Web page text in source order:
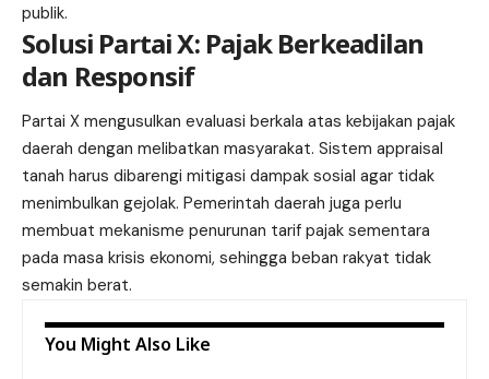
publik.
Solusi Partai X: Pajak Berkeadilan
dan Responsif
Partai X mengusulkan evaluasi berkala atas kebijakan pajak
daerah dengan melibatkan masyarakat. Sistem appraisal
tanah harus dibarengi mitigasi dampak sosial agar tidak
menimbulkan gejolak. Pemerintah daerah juga perlu
membuat mekanisme penurunan tarif pajak sementara
pada masa krisis ekonomi, sehingga beban rakyat tidak
semakin berat.
You Might Also Like